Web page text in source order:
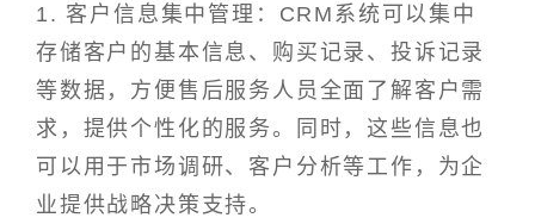
1. 客户信息集中管理：CRM系统可以集中
存储客户的基本信息、购买记录、投诉记录
等数据，方便售后服务人员全面了解客户需
求，提供个性化的服务。同时，这些信息也
可以用于市场调研、客户分析等工作，为企
业提供战略决策支持。